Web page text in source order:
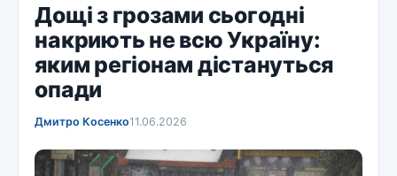
Дощі з грозами сьогодні
накриють не всю Україну:
яким регіонам дістануться
опади
Дмитро Косенко11.06.2026